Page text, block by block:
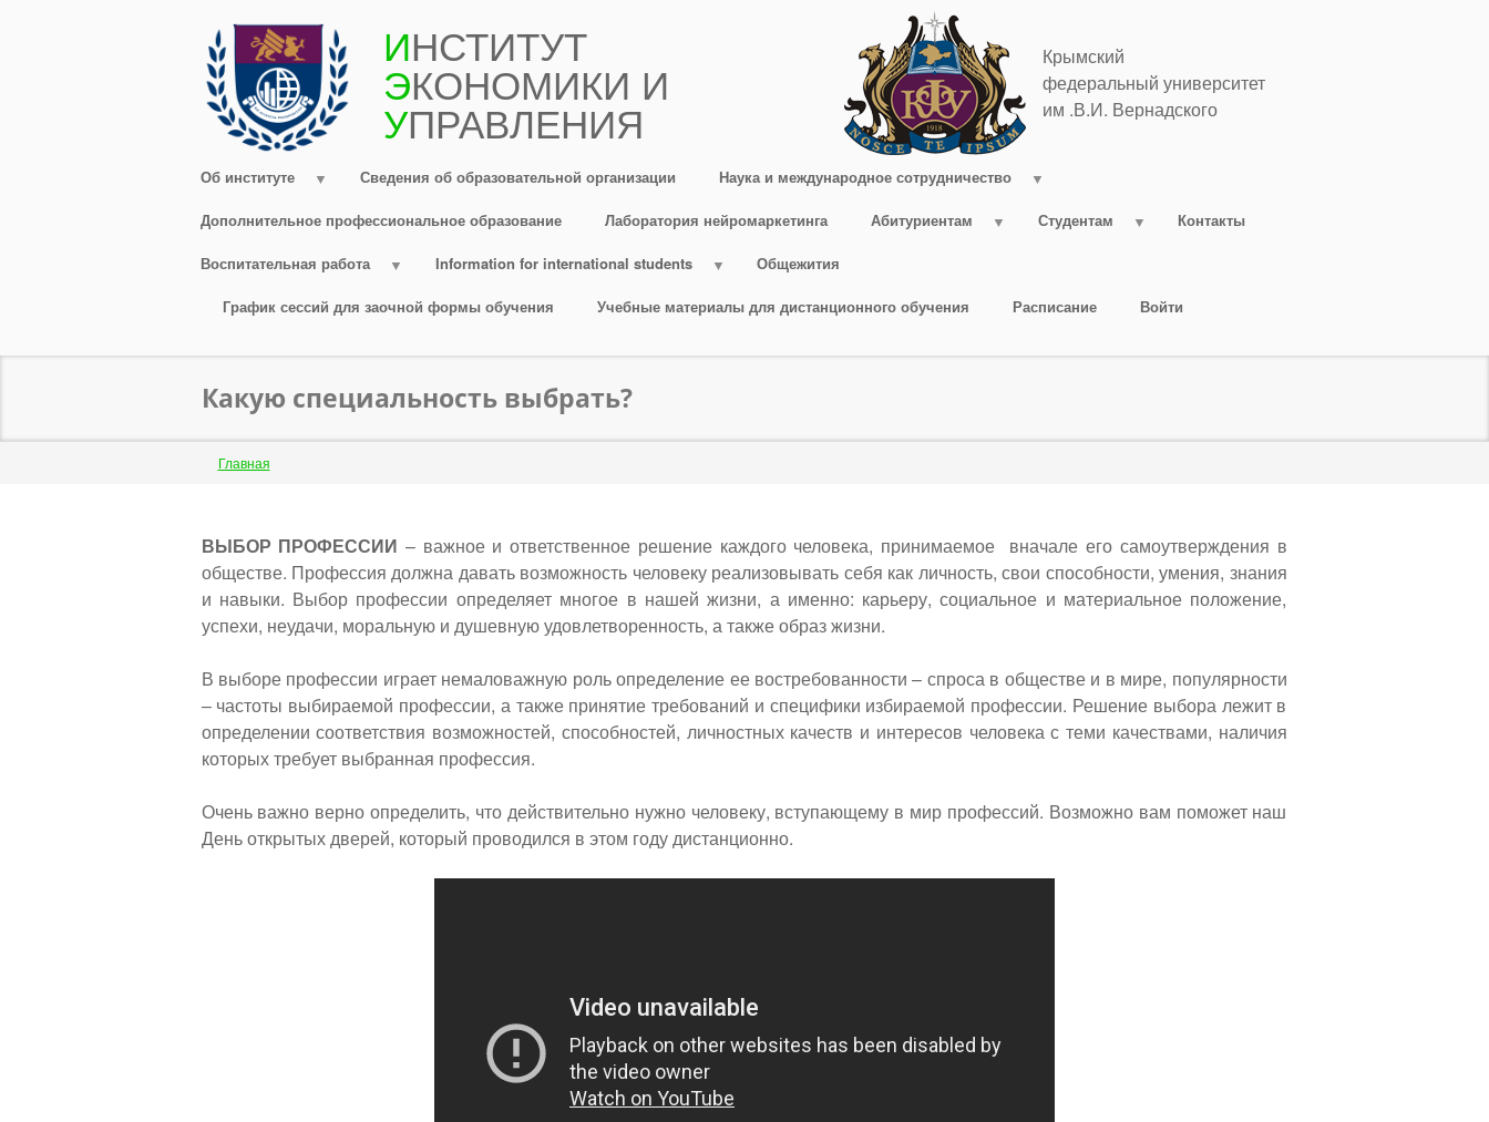
ИНСТИТУТ
ЭКОНОМИКИ И
УПРАВЛЕНИЯ
Крымский
федеральный университет
им .В.И. Вернадского
Об институте Сведения об образовательной организации Наука и международное сотрудничество
Дополнительное профессиональное образование Лаборатория нейромаркетинга Абитуриентам Студентам Контакты
Воспитательная работа Information for international students Общежития
График сессий для заочной формы обучения Учебные материалы для дистанционного обучения Расписание Войти
Какую специальность выбрать?
Строка
Главная
to
top
ВЫБОР ПРОФЕССИИ – важное и ответственное решение каждого человека, принимаемое вначале его самоутверждения в
обществе. Профессия должна давать возможность человеку реализовывать себя как личность, свои способности, умения, знания
и навыки. Выбор профессии определяет многое в нашей жизни, а именно: карьеру, социальное и материальное положение,
успехи, неудачи, моральную и душевную удовлетворенность, а также образ жизни.
В выборе профессии играет немаловажную роль определение ее востребованности – спроса в обществе и в мире, популярности
– частоты выбираемой профессии, а также принятие требований и специфики избираемой профессии. Решение выбора лежит в
определении соответствия возможностей, способностей, личностных качеств и интересов человека с теми качествами, наличия
которых требует выбранная профессия.
Очень важно верно определить, что действительно нужно человеку, вступающему в мир профессий. Возможно вам поможет наш
День открытых дверей, который проводился в этом году дистанционно.